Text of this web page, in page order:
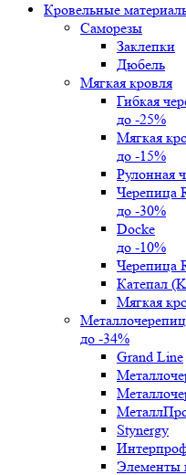
Кровельные
Саморезы
Заклепки
Дюбель
Мягкая кровля
Гибкая
до -25%
Мягкая
до -15%
Рулонная
Черепица
до -30%
Docke
до -10%
Черепица
Катепал
Мягкая
до -34%
Grand Line
Stynergy
Элементы